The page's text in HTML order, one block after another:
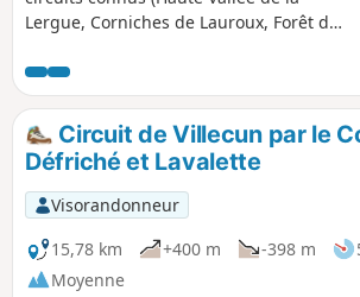
Lergue, Corniches de Lauroux, Forêt de
balisés. Le GPS sera très recommandé.
Par temps dégagé, les vues sont
superbes, en surplomb du cirque de
Labeil. Grande variété de paysages et
d'environnements.
Circuit de Villecun par le
Défriché et Lavalette
Visorandonneur
15,78 km
+400 m -398 m
Moyenne